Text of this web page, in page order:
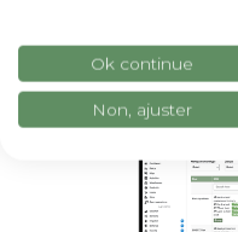
Ok continue
Non, ajuster